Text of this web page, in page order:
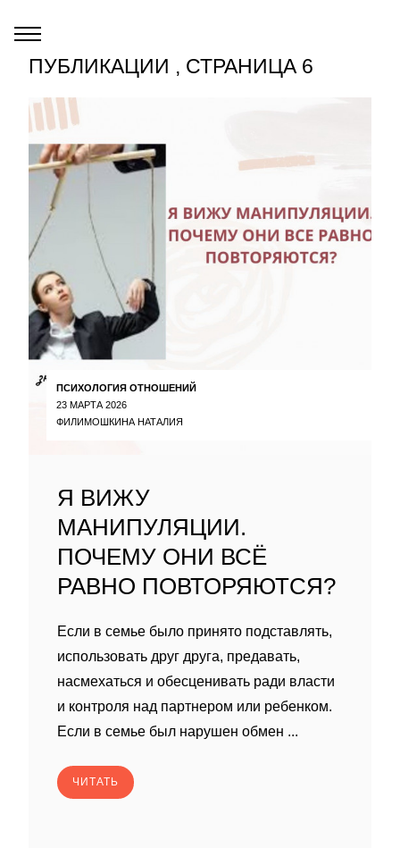
ПУБЛИКАЦИИ , СТРАНИЦА 6
ПСИХОЛОГИЯ ОТНОШЕНИЙ
23 МАРТА 2026
ФИЛИМОШКИНА НАТАЛИЯ
Я ВИЖУ
МАНИПУЛЯЦИИ.
ПОЧЕМУ ОНИ ВСЁ
РАВНО ПОВТОРЯЮТСЯ?
Если в семье было принято подставлять,
использовать друг друга, предавать,
насмехаться и обесценивать ради власти
и контроля над партнером или ребенком.
Если в семье был нарушен обмен ...
ЧИТАТЬ